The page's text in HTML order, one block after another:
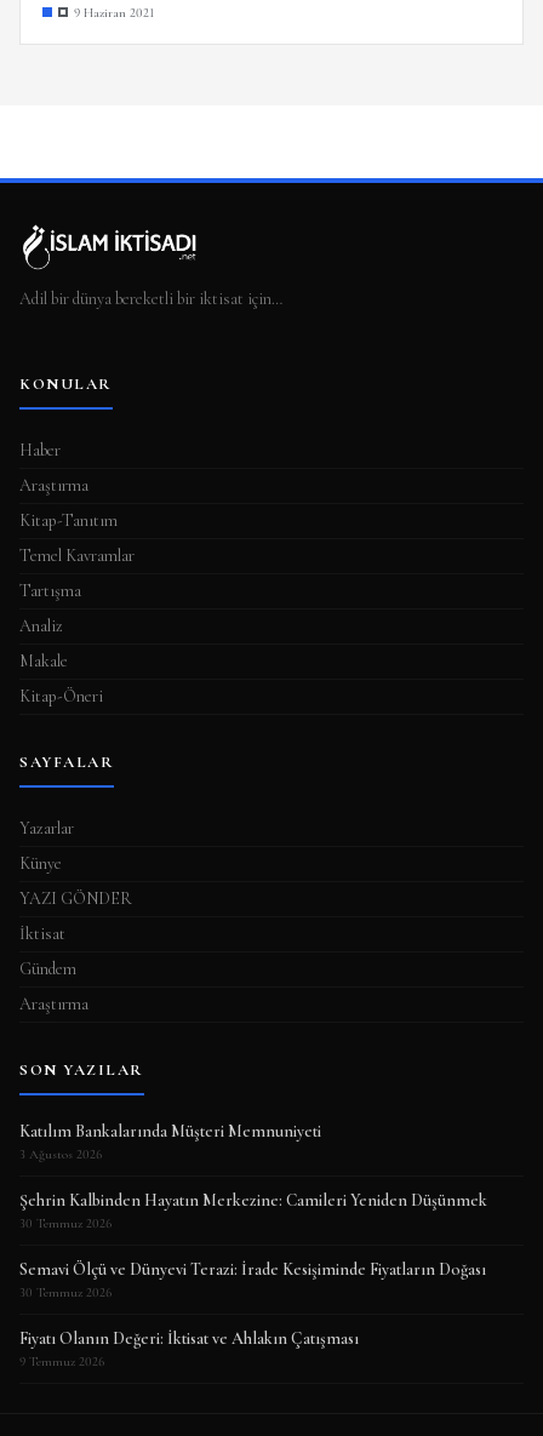
9 Haziran 2021
Adil bir dünya bereketli bir iktisat için…
KONULAR
Haber
Araştırma
Kitap-Tanıtım
Temel Kavramlar
Tartışma
Analiz
Makale
Kitap-Öneri
SAYFALAR
Yazarlar
Künye
YAZI GÖNDER
İktisat
Gündem
Araştırma
SON YAZILAR
Katılım Bankalarında Müşteri Memnuniyeti
3 Ağustos 2026
Şehrin Kalbinden Hayatın Merkezine: Camileri Yeniden Düşünmek
30 Temmuz 2026
Semavi Ölçü ve Dünyevi Terazi: İrade Kesişiminde Fiyatların Doğası
30 Temmuz 2026
Fiyatı Olanın Değeri: İktisat ve Ahlakın Çatışması
9 Temmuz 2026